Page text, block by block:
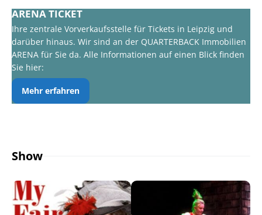
ARENA TICKET
Ihre zentrale Vorverkaufsstelle für Tickets in Leipzig und
darüber hinaus. Wir sind an der QUARTERBACK Immobilien
ARENA für Sie da. Alle Informationen auf einen Blick finden
Sie hier:
Mehr erfahren
Show